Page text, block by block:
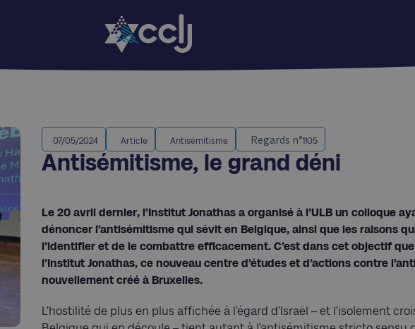
07/05/2024 Article Antisémitisme Regards n°1105
Antisémitisme, le grand déni
Le 20 avril dernier, l’Institut Jonathas a organisé à l’ULB un colloque
dénoncer l’antisémitisme qui sévit en Belgique, ainsi que les raisons
l’identifier et de le combattre efficacement. C’est dans cet objectif
l’Institut Jonathas, ce nouveau centre d’études et d’actions contre
nouvellement créé à Bruxelles.
L’hostilité de plus en plus affichée à l’égard d’Israël – et l’isolement